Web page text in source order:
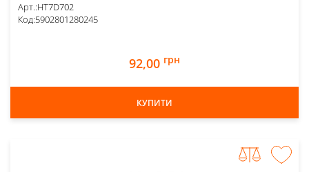
Арт.:HT7D702
Код:5902801280245
92,00 грн
КУПИТИ